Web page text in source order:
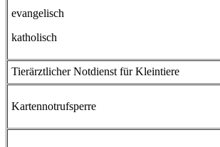
evangelisch
katholisch
Tierärztlicher Notdienst für Kleintiere
Kartennotrufsperre